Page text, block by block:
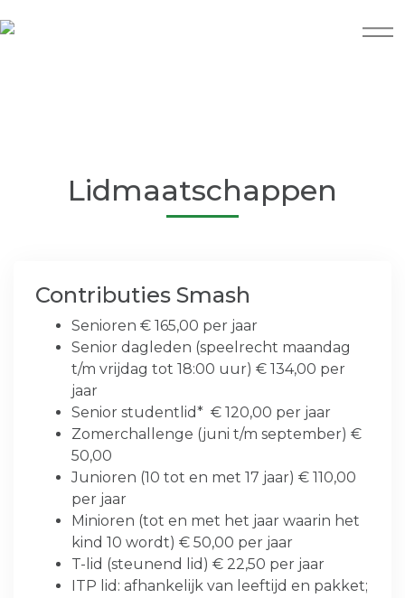
Lidmaatschappen
Contributies Smash
Senioren € 165,00 per jaar
Senior dagleden (speelrecht maandag
t/m vrijdag tot 18:00 uur) € 134,00 per
jaar
Senior studentlid* € 120,00 per jaar
Zomerchallenge (juni t/m september) €
50,00
Junioren (10 tot en met 17 jaar) € 110,00
per jaar
Minioren (tot en met het jaar waarin het
kind 10 wordt) € 50,00 per jaar
T-lid (steunend lid) € 22,50 per jaar
ITP lid: afhankelijk van leeftijd en pakket;